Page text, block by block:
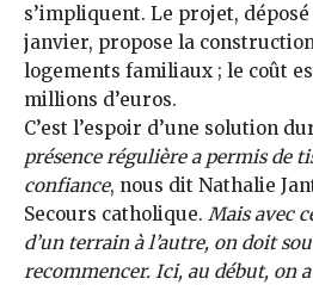
s’impliquent. Le projet,
janvier, propose la
logements familiaux ; le coût
millions d’euros.
C’est l’espoir d’une solution
présence régulière a permis de
confiance, nous dit Nathalie
Secours catholique. Mais avec
d’un terrain à l’autre, on doit
recommencer. Ici, au début, on